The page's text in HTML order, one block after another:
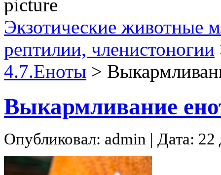
Экзотические животные
рептилии, членистоногии
4.7.Еноты >
Выкармливание
Опубликовал: admin | Дата: